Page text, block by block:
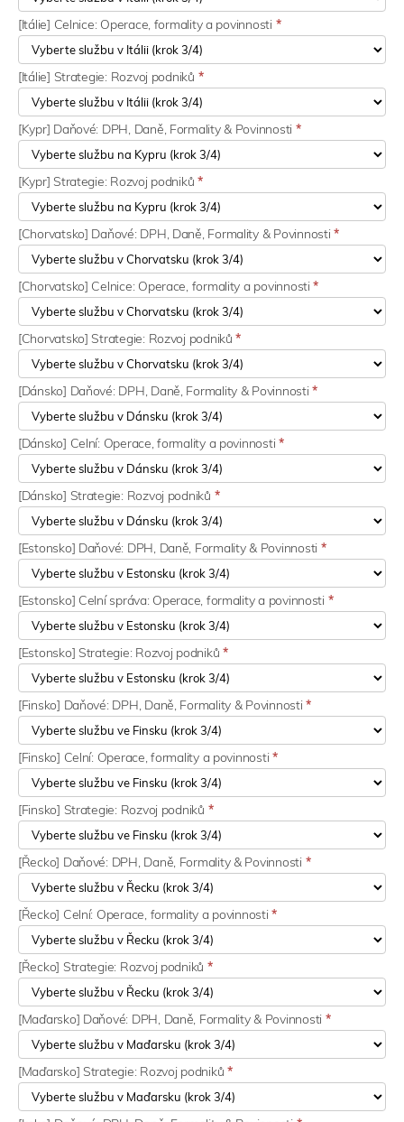
[Itálie] Celnice: Operace, formality a povinnosti *
[Itálie] Strategie: Rozvoj podniků *
[Kypr] Daňové: DPH, Daně, Formality & Povinnosti *
[Kypr] Strategie: Rozvoj podniků*
[Chorvatsko] Daňové: DPH, Daně, Formality & Povinnosti*
[Chorvatsko] Celnice: Operace, formality a povinnosti*
[Chorvatsko] Strategie: Rozvoj podniků*
[Dánsko] Daňové: DPH, Daně, Formality & Povinnosti*
[Dánsko] Celní: Operace, formality a povinnosti*
[Dánsko] Strategie: Rozvoj podniků *
[Estonsko] Daňové: DPH, Daně, Formality & Povinnosti *
[Estonsko] Celní správa: Operace, formality a povinnosti *
[Estonsko] Strategie: Rozvoj podniků *
[Finsko] Daňové: DPH, Daně, Formality & Povinnosti*
[Finsko] Celní: Operace, formality a povinnosti*
[Finsko] Strategie: Rozvoj podniků *
[Řecko] Daňové: DPH, Daně, Formality & Povinnosti *
[Řecko] Celní: Operace, formality a povinnosti*
[Řecko] Strategie: Rozvoj podniků *
[Maďarsko] Daňové: DPH, Daně, Formality & Povinnosti *
[Maďarsko] Strategie: Rozvoj podniků *